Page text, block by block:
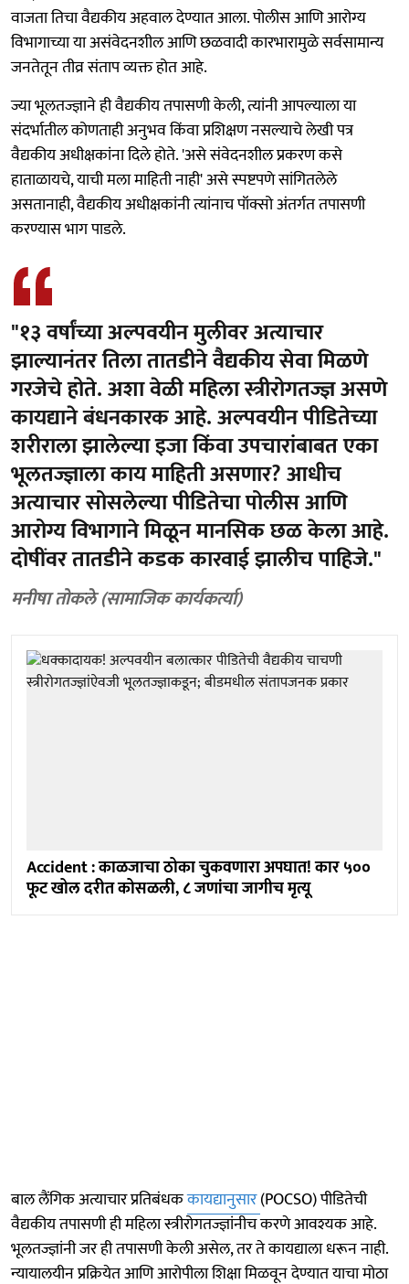
वाजता तिचा वैद्यकीय अहवाल देण्यात आला. पोलीस आणि आरोग्य
विभागाच्या या असंवेदनशील आणि छळवादी कारभारामुळे सर्वसामान्य
जनतेतून तीव्र संताप व्यक्त होत आहे.
ज्या भूलतज्ज्ञाने ही वैद्यकीय तपासणी केली, त्यांनी आपल्याला या
संदर्भातील कोणताही अनुभव किंवा प्रशिक्षण नसल्याचे लेखी पत्र
वैद्यकीय अधीक्षकांना दिले होते. 'असे संवेदनशील प्रकरण कसे
हाताळायचे, याची मला माहिती नाही' असे स्पष्टपणे सांगितलेले
असतानाही, वैद्यकीय अधीक्षकांनी त्यांनाच पॉक्सो अंतर्गत तपासणी
करण्यास भाग पाडले.
"१३ वर्षांच्या अल्पवयीन मुलीवर अत्याचार
झाल्यानंतर तिला तातडीने वैद्यकीय सेवा मिळणे
गरजेचे होते. अशा वेळी महिला स्त्रीरोगतज्ज्ञ असणे
कायद्याने बंधनकारक आहे. अल्पवयीन पीडितेच्या
शरीराला झालेल्या इजा किंवा उपचारांबाबत एका
भूलतज्ज्ञाला काय माहिती असणार? आधीच
अत्याचार सोसलेल्या पीडितेचा पोलीस आणि
आरोग्य विभागाने मिळून मानसिक छळ केला आहे.
दोषींवर तातडीने कडक कारवाई झालीच पाहिजे."
मनीषा तोकले (सामाजिक कार्यकर्त्या)
Accident : काळजाचा ठोका चुकवणारा अपघात! कार ५००
फूट खोल दरीत कोसळली, ८ जणांचा जागीच मृत्यू
बाल लैंगिक अत्याचार प्रतिबंधककायद्यानुसार(POCSO) पीडितेची
वैद्यकीय तपासणी ही महिला स्त्रीरोगतज्ज्ञांनीच करणे आवश्यक आहे.
भूलतज्ज्ञांनी जर ही तपासणी केली असेल, तर ते कायद्याला धरून नाही.
न्यायालयीन प्रक्रियेत आणि आरोपीला शिक्षा मिळवून देण्यात याचा मोठा